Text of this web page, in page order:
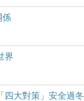
係
界
四大對策」安全過冬